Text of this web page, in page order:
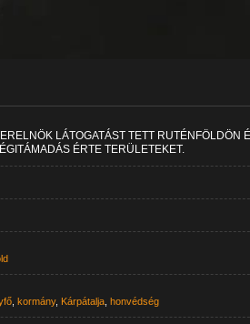
LÁTOGATÁST TETT RUTÉNFÖLDÖN
ÉRTE TERÜLETEKET.
,kormány, Kárpátalja ,honvédség